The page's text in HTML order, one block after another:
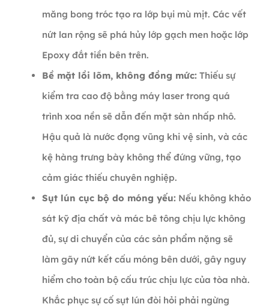
măng bong tróc tạo ra lớp bụi mù mịt. Các vết
nứt lan rộng sẽ phá hủy lớp gạch men hoặc lớp
Epoxy đắt tiền bên trên.
Bề mặt lồi lõm, không đồng mức: Thiếu sự
kiểm tra cao độ bằng máy laser trong quá
trình xoa nền sẽ dẫn đến mặt sàn nhấp nhô.
Hậu quả là nước đọng vũng khi vệ sinh, và các
kệ hàng trưng bày không thể đứng vững, tạo
cảm giác thiếu chuyên nghiệp.
Sụt lún cục bộ do móng yếu: Nếu không khảo
sát kỹ địa chất và mác bê tông chịu lực không
đủ, sự di chuyển của các sản phẩm nặng sẽ
làm gãy nứt kết cấu móng bên dưới, gây nguy
hiểm cho toàn bộ cấu trúc chịu lực của tòa nhà.
Khắc phục sự cố sụt lún đòi hỏi phải ngừng